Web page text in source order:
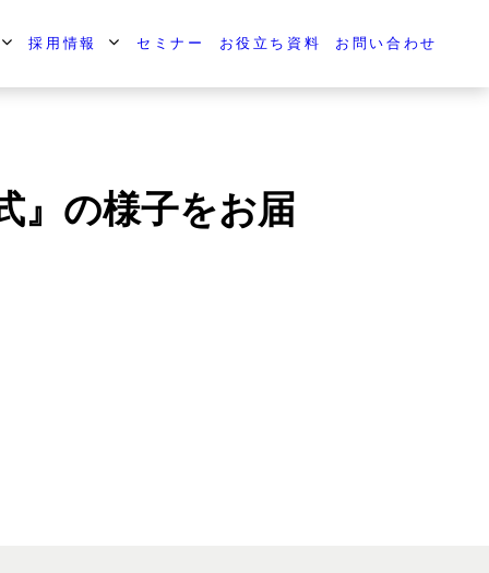
採用情報 セミナー お役立ち資料 お問い合わせ
』の様子をお届